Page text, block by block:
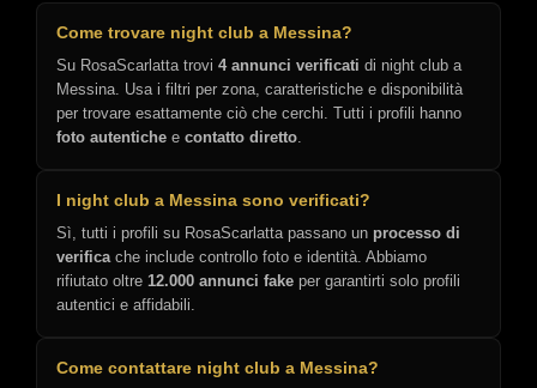
Come trovare night club a Messina?
Su RosaScarlatta trovi 4 annunci verificati di night club a
Messina. Usa i filtri per zona, caratteristiche e disponibilità
per trovare esattamente ciò che cerchi. Tutti i profili hanno
foto autentiche e contatto diretto
I night club a Messina sono verificati?
Sì, tutti i profili su RosaScarlatta passano un processo di
verifica che include controllo foto e identità. Abbiamo
rifiutato oltre 12.000 annunci fake per garantirti solo profili
autentici e affidabili.
Come contattare night club a Messina?